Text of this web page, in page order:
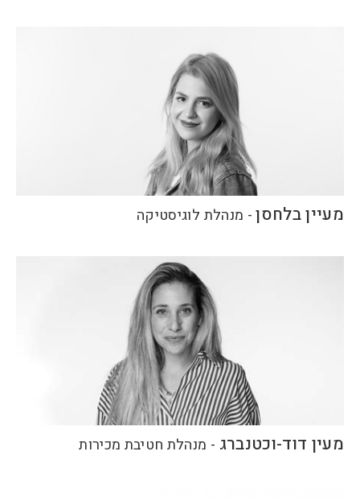
מעיין בלחסן- מנהלת לוגיסטיקה
מעין דוד-וכטנברג - מנהלת חטיבת מכירות